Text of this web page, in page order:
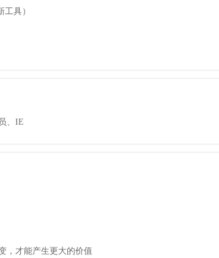
具）
、IE
，才能产生更大的价值